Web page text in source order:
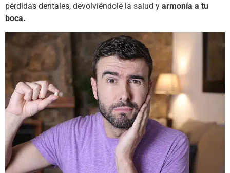
pérdidas dentales, devolviéndole la salud y armonía a tu
boca.